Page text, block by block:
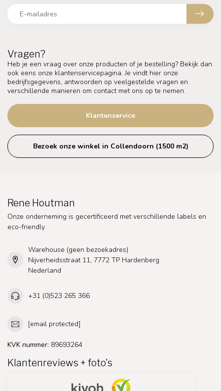
Vragen?
Heb je een vraag over onze producten of je bestelling? Bekijk dan
ook eens onze klantenservicepagina. Je vindt hier onze
bedrijfsgegevens, antwoorden op veelgestelde vragen en
verschillende manieren om contact met ons op te nemen.
Klantenservice
Bezoek onze winkel in Collendoorn (1500 m2)
Rene Houtman
Onze onderneming is gecertificeerd met verschillende labels en
eco-friendly.
Warehouse (geen bezoekadres)
Nijverheidsstraat 11, 7772 TP Hardenberg
Nederland
+31 (0)523 265 366
[email protected]
KVK nummer: 89693264
Klantenreviews + foto's